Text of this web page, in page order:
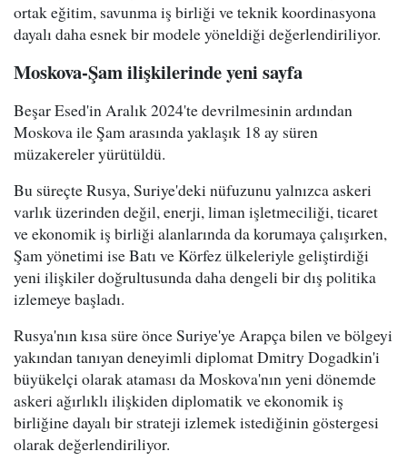
ortak eğitim, savunma iş birliği ve teknik koordinasyona
dayalı daha esnek bir modele yöneldiği değerlendiriliyor.
Moskova-Şam ilişkilerinde yeni sayfa
Beşar Esed'in Aralık 2024'te devrilmesinin ardından
Moskova ile Şam arasında yaklaşık 18 ay süren
müzakereler yürütüldü.
Bu süreçte Rusya, Suriye'deki nüfuzunu yalnızca askeri
varlık üzerinden değil, enerji, liman işletmeciliği, ticaret
ve ekonomik iş birliği alanlarında da korumaya çalışırken,
Şam yönetimi ise Batı ve Körfez ülkeleriyle geliştirdiği
yeni ilişkiler doğrultusunda daha dengeli bir dış politika
izlemeye başladı.
Rusya'nın kısa süre önce Suriye'ye Arapça bilen ve bölgeyi
yakından tanıyan deneyimli diplomat Dmitry Dogadkin'i
büyükelçi olarak ataması da Moskova'nın yeni dönemde
askeri ağırlıklı ilişkiden diplomatik ve ekonomik iş
birliğine dayalı bir strateji izlemek istediğinin göstergesi
olarak değerlendiriliyor.